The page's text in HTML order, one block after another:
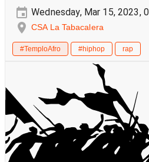
Wednesday, Mar 15, 2023,
CSA La Tabacalera
#TemploAfro #hiphop rap